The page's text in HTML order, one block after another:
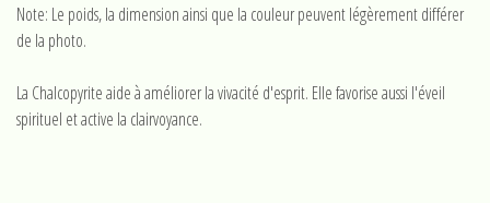
Note: Le poids, la dimension ainsi que la couleur peuvent légèrement différer
de la photo.
La Chalcopyrite aide à améliorer la vivacité d'esprit. Elle favorise aussi l'éveil
spirituel et active la clairvoyance.